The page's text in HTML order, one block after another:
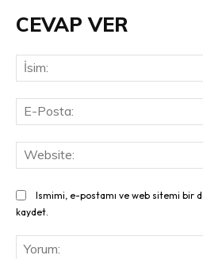
CEVAP VER
Ismimi, e-postamı ve web sitemi bir
kaydet.